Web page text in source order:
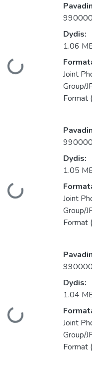
Dydis:
1.06
Joint
Group/
Format
Dydis:
1.05
Joint
Group/
Format
Dydis:
1.04
Joint
Group/
Format